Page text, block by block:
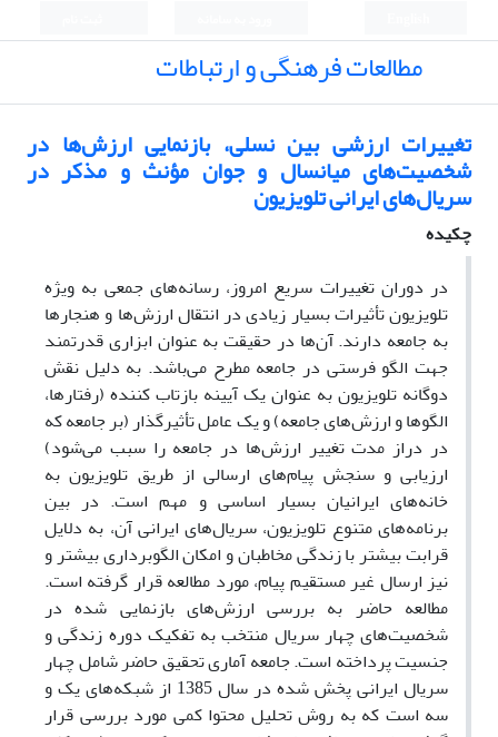
مطالعات فرهنگی و ارتباطات
تغییرات ارزشی بین نسلی، بازنمایی ارزش‌ها در
شخصیت‌های میانسال و جوان مؤنث و مذکر در
سریال‌های ایرانی تلویزیون
چکیده
در دوران تغییرات سریع امروز، رسانه‌های جمعی به ویژه
تلویزیون تأثیرات بسیار زیادی در انتقال ارزش‌ها و هنجارها
به جامعه دارند. آن‌ها در حقیقت به عنوان ابزاری قدرتمند
جهت الگو فرستی در جامعه مطرح می‌باشد. به دلیل نقش
دوگانه تلویزیون به عنوان یک آیینه بازتاب کننده (رفتارها،
الگوها و ارزش‌های جامعه) و یک عامل تأثیرگذار (بر جامعه که
در دراز مدت تغییر ارزش‌ها در جامعه را سبب می‌شود)
ارزیابی و سنجش پیام‌های ارسالی از طریق تلویزیون به
خانه‌های ایرانیان بسیار اساسی و مهم است. در بین
برنامه‌های متنوع تلویزیون، سریال‌های ایرانی آن، به دلایل
قرابت بیشتر با زندگی مخاطبان و امکان الگوبرداری بیشتر و
نیز ارسال غیر مستقیم پیام، مورد مطالعه قرار گرفته است.
مطالعه حاضر به بررسی ارزش‌های بازنمایی شده در
شخصیت‌های چهار سریال منتخب به تفکیک دوره زندگی و
جنسیت پرداخته است. جامعه آماری تحقیق حاضر شامل چهار
سریال ایرانی پخش شده در سال 1385 از شبکه‌های یک و
سه است که به روش تحلیل محتوا کمی مورد بررسی قرار